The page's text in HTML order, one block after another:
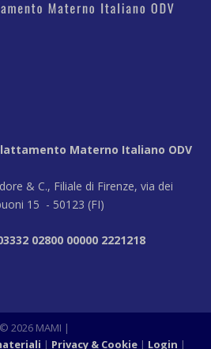
Materno Italiano ODV
& C., Filiale di Firenze, via dei
15 - 50123 (FI)
02800 00000 2221218
© 2026 MAMI |
Privacy & Cookie Login |